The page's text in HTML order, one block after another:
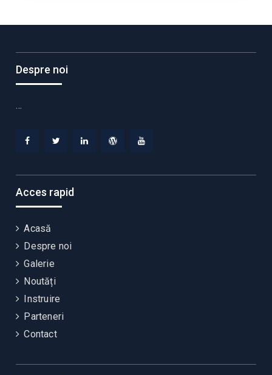
Despre noi
…
Acces rapid
Acasă
Despre noi
Galerie
Noutăți
Instruire
Parteneri
Contact